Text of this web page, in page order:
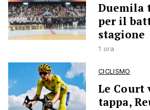
Duemila
per il
stagione
1 ora
CICLISMO
Le Court
tappa,